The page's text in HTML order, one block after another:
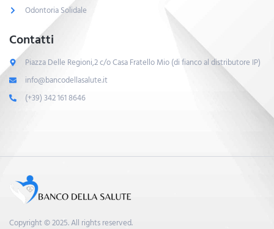
Odontoria Solidale
Contatti
Piazza Delle Regioni,2 c/o Casa Fratello Mio (di fianco al distributore IP)
info@bancodellasalute.it
(+39) 342 161 8646
Copyright © 2025. All rights reserved.